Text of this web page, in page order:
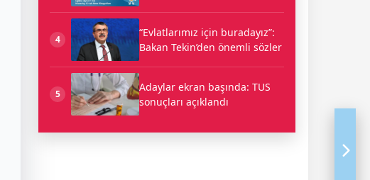
4
“Evlatlarımız için buradayız”:
Bakan Tekin’den önemli sözler
5
Adaylar ekran başında: TUS
sonuçları açıklandı